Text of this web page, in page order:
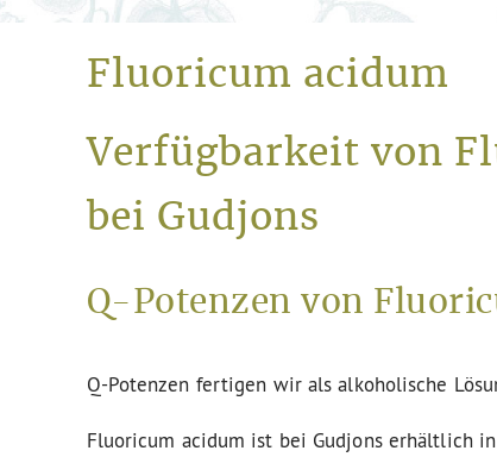
Fluoricum acidum
Verfügbarkeit von
bei Gudjons
Q-Potenzen von
Q-Potenzen fertigen wir als alkoholische
Fluoricum acidum ist bei Gudjons erhältlich